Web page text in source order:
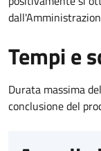
Tempi e
Durata massima
conclusione del